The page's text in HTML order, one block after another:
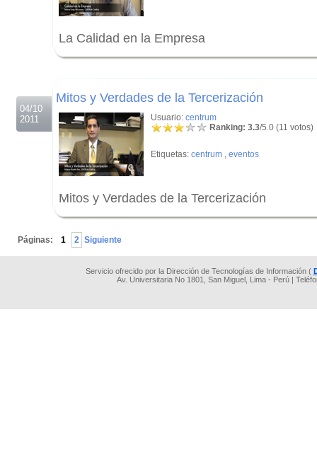
La Calidad en la Empresa
04/10
2011
Mitos y Verdades de la Tercerización
Usuario: centrum
Ranking: 3.3/5.0 (11 votos)
Etiquetas: centrum , eventos
Mitos y Verdades de la Tercerización
Páginas: 1 2 Siguiente
Servicio ofrecido por la Dirección de Tecnologías de Información (
Av. Universitaria No 1801, San Miguel, Lima - Perú |